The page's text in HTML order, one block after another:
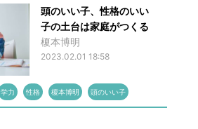
頭のいい子、性格のいい
子の土台は家庭がつくる
榎本博明
2023.02.01 18:58
学力 性格 榎本博明 頭のいい子